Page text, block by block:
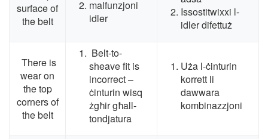
surface of
the belt
malfunzjoni
idler
Issostitwixxi l-
idler difettuż
There is
wear on
the top
corners of
the belt
Belt-to-
sheave fit is
incorrect–
ċinturin wisq
żgħir għall-
tondjatura
Uża l-ċinturin
korrett li
dawwara
kombinazzjoni